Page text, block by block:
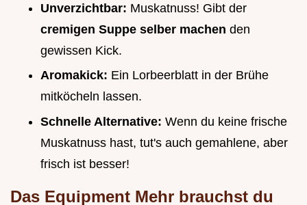
Unverzichtbar: Muskatnuss! Gibt der
cremigen Suppe selber machen den
gewissen Kick.
Aromakick: Ein Lorbeerblatt in der Brühe
mitköcheln lassen.
Schnelle Alternative: Wenn du keine frische
Muskatnuss hast, tut's auch gemahlene, aber
frisch ist besser!
Das Equipment Mehr brauchst du